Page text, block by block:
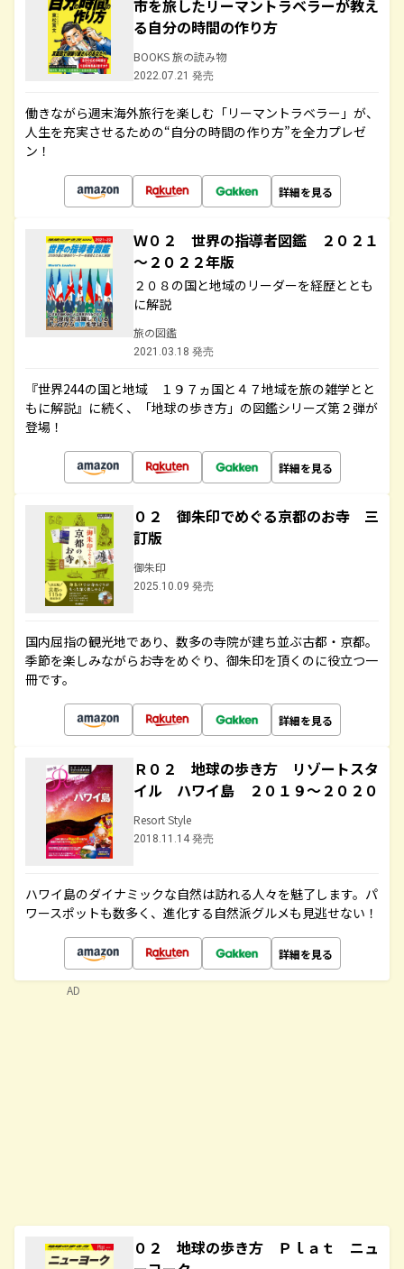
市を旅したリーマントラベラーが教え
る自分の時間の作り方
BOOKS 旅の読み物
2022.07.21 発売
働きながら週末海外旅行を楽しむ「リーマントラベラー」が、
人生を充実させるための“自分の時間の作り方”を全力プレゼ
ン！
詳細を見る
Ｗ０２ 世界の指導者図鑑 ２０２１
～２０２２年版
２０８の国と地域のリーダーを経歴ととも
に解説
旅の図鑑
2021.03.18 発売
『世界244の国と地域 １９７ヵ国と４７地域を旅の雑学とと
もに解説』に続く、「地球の歩き方」の図鑑シリーズ第２弾が
登場！
詳細を見る
０２ 御朱印でめぐる京都のお寺 三
訂版
御朱印
2025.10.09 発売
国内屈指の観光地であり、数多の寺院が建ち並ぶ古都・京都。
季節を楽しみながらお寺をめぐり、御朱印を頂くのに役立つ一
冊です。
詳細を見る
Ｒ０２ 地球の歩き方 リゾートスタ
イル ハワイ島 ２０１９～２０２０
Resort Style
2018.11.14 発売
ハワイ島のダイナミックな自然は訪れる人々を魅了します。パ
ワースポットも数多く、進化する自然派グルメも見逃せない！
詳細を見る
０２ 地球の歩き方 Ｐｌａｔ ニュ
AD